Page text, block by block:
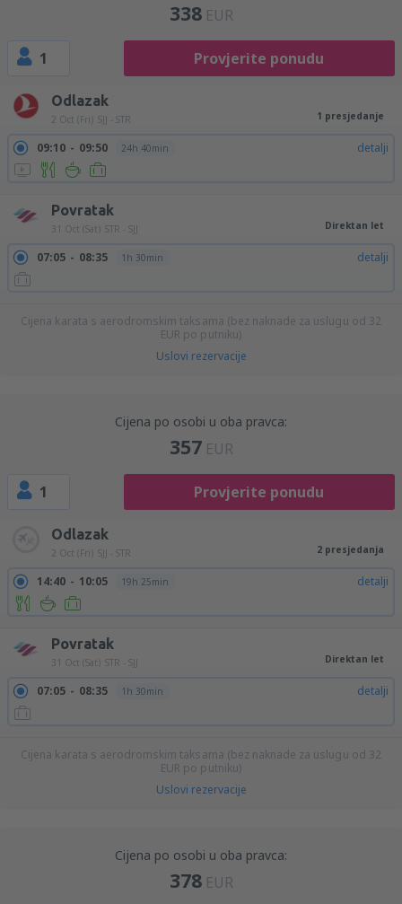
338 EUR
1 Provjerite ponudu
Odlazak
2 Oct (Fri) SJJ - STR 1 presjedanje
09:10 09:50 24h 40min detalji
Povratak
31 Oct (Sat) STR - SJJ Direktan let
07:05 08:35 1h 30min detalji
Cijena karata s aerodromskim taksama (bez naknade za uslugu od 32
EUR po putniku)
Uslovi rezervacije
Cijena po osobi u oba pravca:
357 EUR
1 Provjerite ponudu
Odlazak
2 Oct (Fri) SJJ - STR 2 presjedanja
14:40 10:05 19h 25min detalji
Povratak
31 Oct (Sat) STR - SJJ Direktan let
07:05 08:35 1h 30min detalji
Cijena karata s aerodromskim taksama (bez naknade za uslugu od 32
EUR po putniku)
Uslovi rezervacije
Cijena po osobi u oba pravca:
378 EUR